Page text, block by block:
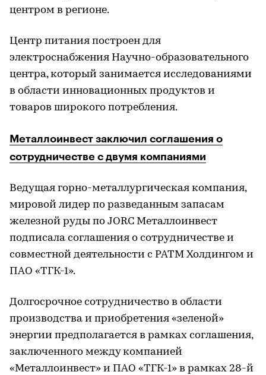
центром в регионе.
Центр питания построен для
электроснабжения Научно-образовательного
центра, который занимается исследованиями
в области инновационных продуктов и
товаров широкого потребления.
Металлоинвест заключил соглашения о
сотрудничестве с двумя компаниями
Ведущая горно-металлургическая компания,
мировой лидер по разведанным запасам
железной руды по JORC Металлоинвест
подписала соглашения о сотрудничестве и
совместной деятельности с РАТМ Холдингом и
ПАО «ТГК-1».
Долгосрочное сотрудничество в области
производства и приобретения «зеленой»
энергии предполагается в рамках соглашения,
заключенного между компанией
«Металлоинвест» и ПАО «ТГК-1» в рамках 28-й